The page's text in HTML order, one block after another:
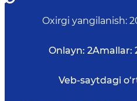
Oxirgi yangilanish:
Onlayn: 2Amallar:
Veb-saytdagi